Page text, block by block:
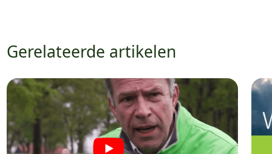
Gerelateerde artikelen